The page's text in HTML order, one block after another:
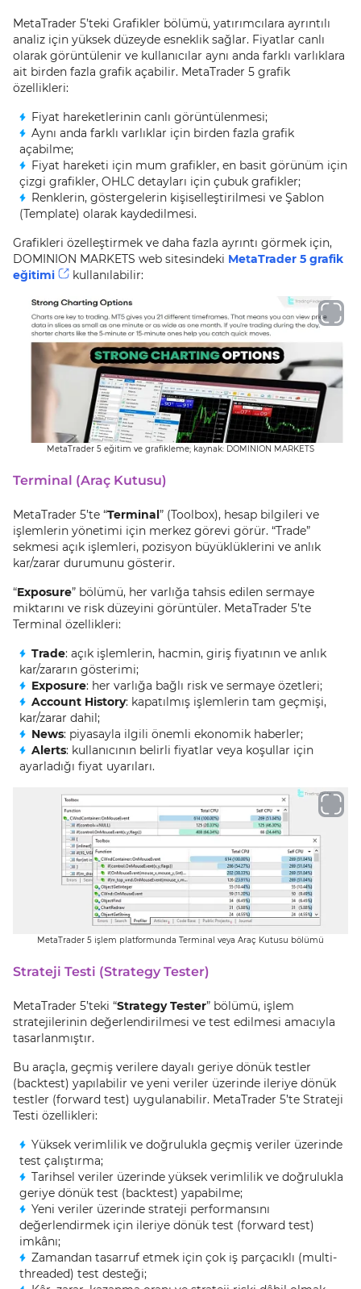
MetaTrader 5’teki Grafikler bölümü, yatırımcılara ayrıntılı
analiz için yüksek düzeyde esneklik sağlar. Fiyatlar canlı
olarak görüntülenir ve kullanıcılar aynı anda farklı varlıklara
ait birden fazla grafik açabilir. MetaTrader 5 grafik
özellikleri:
Fiyat hareketlerinin canlı görüntülenmesi;
Aynı anda farklı varlıklar için birden fazla grafik
açabilme;
Fiyat hareketi için mum grafikler, en basit görünüm için
çizgi grafikler, OHLC detayları için çubuk grafikler;
Renklerin, göstergelerin kişiselleştirilmesi ve Şablon
(Template) olarak kaydedilmesi.
Grafikleri özelleştirmek ve daha fazla ayrıntı görmek için,
DOMINION MARKETS web sitesindeki MetaTrader 5 grafik
eğitimi
kullanılabilir:
MetaTrader 5 eğitim ve grafikleme; kaynak: DOMINION MARKETS
Terminal (Araç Kutusu)
MetaTrader 5’te “Terminal” (Toolbox), hesap bilgileri ve
işlemlerin yönetimi için merkez görevi görür. “Trade”
sekmesi açık işlemleri, pozisyon büyüklüklerini ve anlık
kar/zarar durumunu gösterir.
“Exposure” bölümü, her varlığa tahsis edilen sermaye
miktarını ve risk düzeyini görüntüler. MetaTrader 5’te
Terminal özellikleri:
Trade: açık işlemlerin, hacmin, giriş fiyatının ve anlık
kar/zararın gösterimi;
Exposure: her varlığa bağlı risk ve sermaye özetleri;
Account History: kapatılmış işlemlerin tam geçmişi,
kar/zarar dahil;
News: piyasayla ilgili önemli ekonomik haberler;
Alerts: kullanıcının belirli fiyatlar veya koşullar için
ayarladığı fiyat uyarıları.
MetaTrader 5 işlem platformunda Terminal veya Araç Kutusu bölümü
Strateji Testi (Strategy Tester)
MetaTrader 5’teki “Strategy Tester” bölümü, işlem
stratejilerinin değerlendirilmesi ve test edilmesi amacıyla
tasarlanmıştır.
Bu araçla, geçmiş verilere dayalı geriye dönük testler
(backtest) yapılabilir ve yeni veriler üzerinde ileriye dönük
testler (forward test) uygulanabilir. MetaTrader 5’te Strateji
Testi özellikleri:
Yüksek verimlilik ve doğrulukla geçmiş veriler üzerinde
test çalıştırma;
Tarihsel veriler üzerinde yüksek verimlilik ve doğrulukla
geriye dönük test (backtest) yapabilme;
Yeni veriler üzerinde strateji performansını
değerlendirmek için ileriye dönük test (forward test)
imkânı;
Zamandan tasarruf etmek için çok iş parçacıklı (multi-
threaded) test desteği;